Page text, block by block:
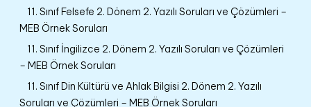
11. Sınıf Felsefe 2. Dönem 2. Yazılı Soruları ve Çözümleri –
MEB Örnek Soruları
11. Sınıf İngilizce 2. Dönem 2. Yazılı Soruları ve Çözümleri
– MEB Örnek Soruları
11. Sınıf Din Kültürü ve Ahlak Bilgisi 2. Dönem 2. Yazılı
Soruları ve Çözümleri – MEB Örnek Soruları